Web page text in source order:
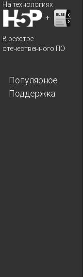
На технологиях
+
В реестре
отечественного ПО
Популярное
Поддержка